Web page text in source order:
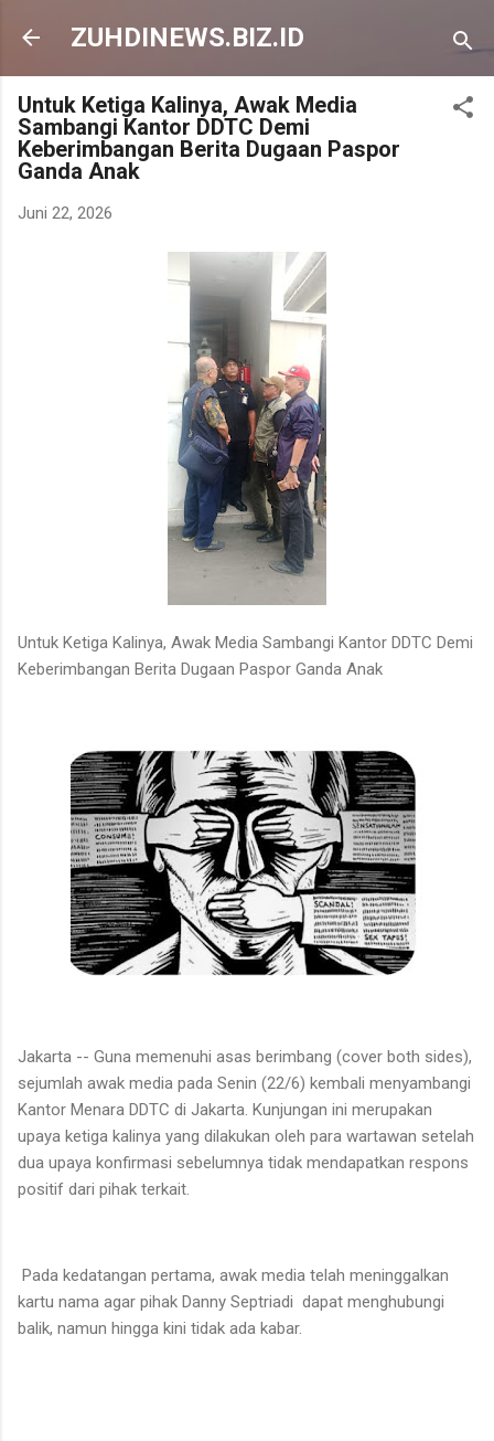
Langsung ke konten utama
ZUHDINEWS.BIZ.ID
Untuk Ketiga Kalinya, Awak Media
Sambangi Kantor DDTC Demi
Keberimbangan Berita Dugaan Paspor
Ganda Anak
Juni 22, 2026
Untuk Ketiga Kalinya, Awak Media Sambangi Kantor DDTC Demi
Keberimbangan Berita Dugaan Paspor Ganda Anak
Jakarta -- Guna memenuhi asas berimbang (cover both sides),
sejumlah awak media pada Senin (22/6) kembali menyambangi
Kantor Menara DDTC di Jakarta. Kunjungan ini merupakan
upaya ketiga kalinya yang dilakukan oleh para wartawan setelah
dua upaya konfirmasi sebelumnya tidak mendapatkan respons
positif dari pihak terkait.
Pada kedatangan pertama, awak media telah meninggalkan
kartu nama agar pihak Danny Septriadi dapat menghubungi
balik, namun hingga kini tidak ada kabar.